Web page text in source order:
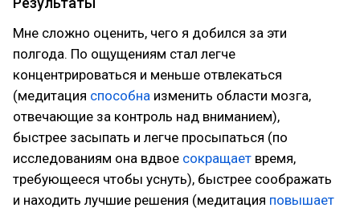
Мне сложно оценить, чего я добился за эти
полгода. По ощущениям стал легче
концентрироваться и меньше отвлекаться
(медитация способна изменить области мозга,
отвечающие за контроль над вниманием),
быстрее засыпать и легче просыпаться (по
исследованиям она вдвое сокращает время,
требующееся чтобы уснуть), быстрее соображать
и находить лучшие решения (медитация повышает